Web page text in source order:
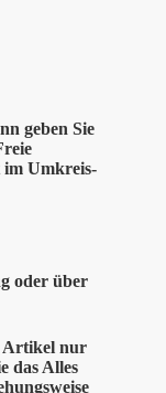
geben Sie
im Umkreis-
oder über
Artikel nur
das Alles